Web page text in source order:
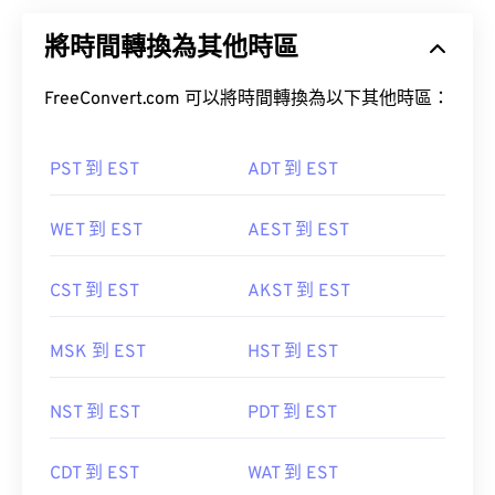
將時間轉換為其他時區
FreeConvert.com 可以將時間轉換為以下其他時區：
PST 到 EST ADT 到 EST
WET 到 EST AEST 到 EST
CST 到 EST AKST 到 EST
MSK 到 EST HST 到 EST
NST 到 EST PDT 到 EST
CDT 到 EST WAT 到 EST